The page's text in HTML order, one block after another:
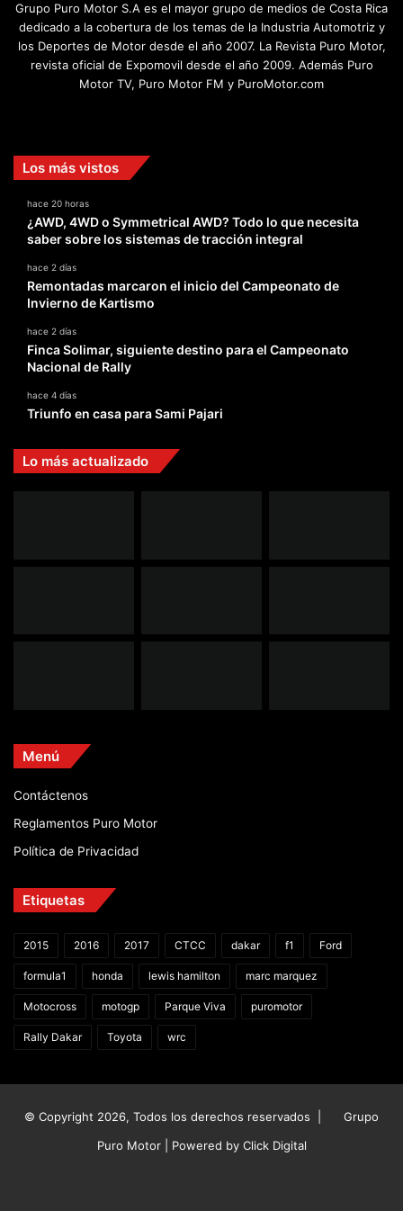
Grupo Puro Motor S.A es el mayor grupo de medios de Costa Rica
dedicado a la cobertura de los temas de la Industria Automotriz y
los Deportes de Motor desde el año 2007. La Revista Puro Motor,
revista oficial de Expomovil desde el año 2009. Además Puro
Motor TV, Puro Motor FM y PuroMotor.com
Los más vistos
hace 20 horas
¿AWD, 4WD o Symmetrical AWD? Todo lo que necesita
saber sobre los sistemas de tracción integral
hace 2 días
Remontadas marcaron el inicio del Campeonato de
Invierno de Kartismo
hace 2 días
Finca Solimar, siguiente destino para el Campeonato
Nacional de Rally
hace 4 días
Triunfo en casa para Sami Pajari
Lo más actualizado
Menú
Contáctenos
Reglamentos Puro Motor
Política de Privacidad
Etiquetas
2015 2016 2017 CTCC dakar f1 Ford
formula1 honda lewis hamilton marc marquez
Motocross motogp Parque Viva puromotor
Rally Dakar Toyota wrc
© Copyright 2026, Todos los derechos reservados |
Grupo
Puro Motor | Powered by Click Digital